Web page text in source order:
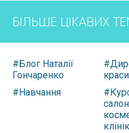
БІЛЬШЕ ЦІКАВИХ
#Блог Наталії
Гончаренко
краси
#Навчання